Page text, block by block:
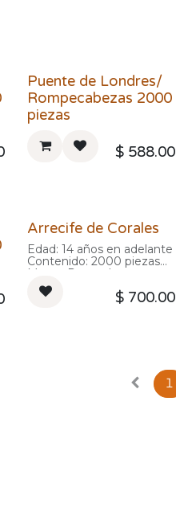
Puente de Londres/
Rompecabezas 2000
piezas
$ 588.00
Arrecife de Corales
Edad: 14 años en adelante
Contenido: 2000 piezas
Marca: Ravensburger
$ 700.00
1